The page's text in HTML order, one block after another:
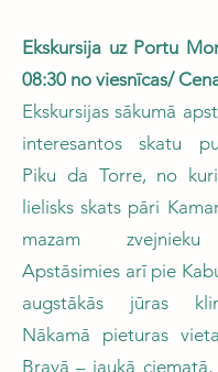
Ekskursija uz Portu
08:30 no viesnīcas/
Ekskursijas sākumā
interesantos skatu
Piku da Torre, no
lielisks skats pāri
mazam zvejnieku
Apstāsimies arī pie
augstākās jūras
Nākamā pieturas
Bravā – jaukā